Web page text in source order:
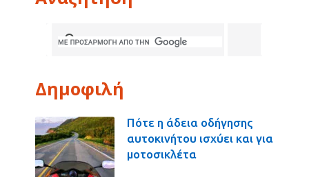
Δημοφιλή
Πότε η άδεια οδήγησης
αυτοκινήτου ισχύει και για
μοτοσικλέτα